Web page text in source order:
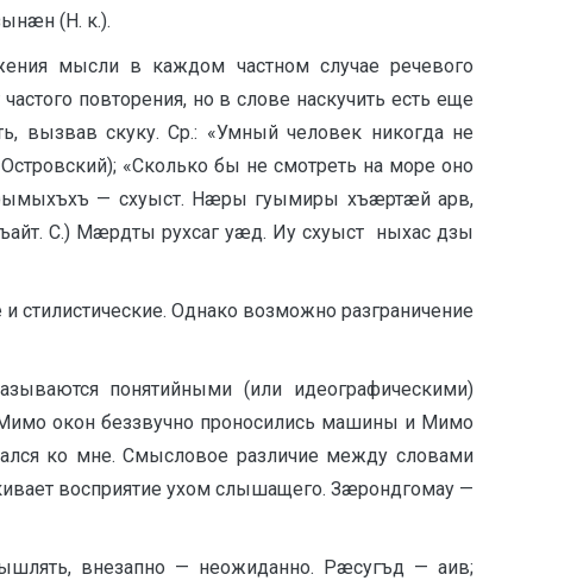
(Н. к.).
мысли в каждом частном случае речевого
повторения, но в слове наскучить есть еще
вызвав скуку. Ср.: «Умный человек никогда не
«Сколько бы не смотреть на море оно
— схуыст. Нæры гуымиры хъæртæй арв,
С.) Мæрдты рухсаг уæд. Иу схуыст ныхас дзы
стилистические. Однако возможно разграничение
понятийными (или идеографическими)
окон беззвучно проносились машины и Мимо
ко мне. Смысловое различие между словами
восприятие ухом слышащего. Зæрондгомау —
внезапно — неожиданно. Рæсугъд — аив;